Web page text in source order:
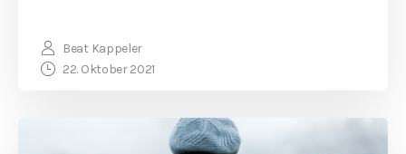
Beat Kappeler
22. Oktober 2021